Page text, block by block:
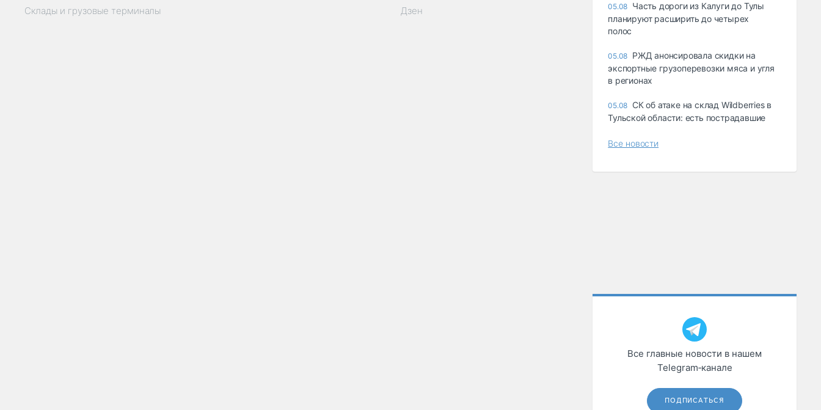
Склады и грузовые терминалы Дзен 05.08 Часть дороги из Калуги до Тулы
планируют расширить до четырех
полос
05.08 РЖД анонсировала скидки на
экспортные грузоперевозки мяса и угля
в регионах
05.08 СК об атаке на склад Wildberries в
Тульской области: есть пострадавшие
Все новости
Все главные новости в нашем
Telegram‑канале
ПОДПИСАТЬСЯ